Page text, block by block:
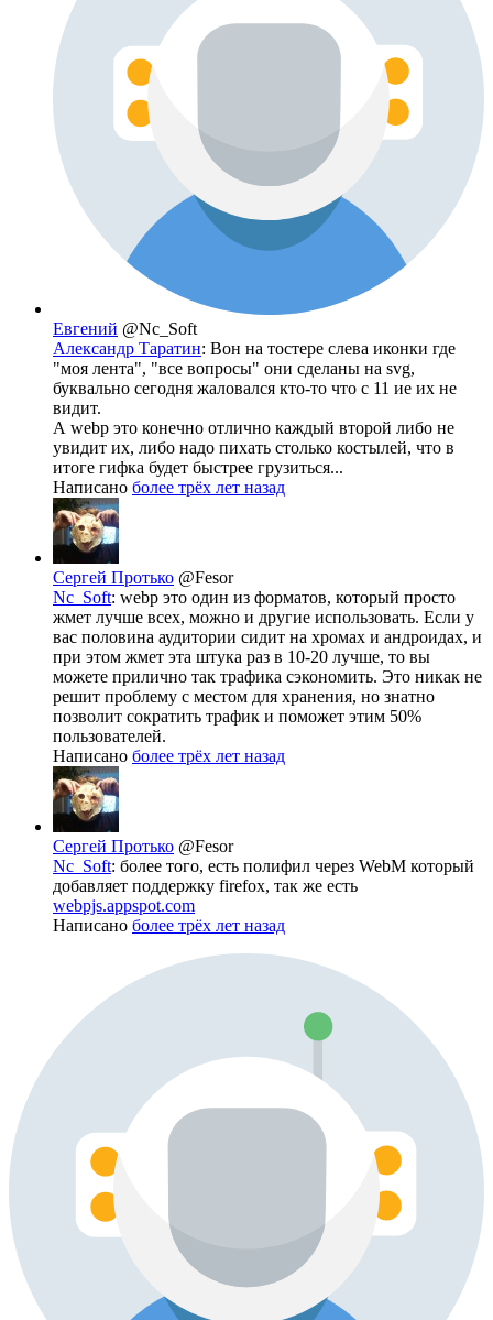
Евгений @Nc_Soft
Александр Таратин: Вон на тостере слева иконки где
"моя лента", "все вопросы" они сделаны на svg,
буквально сегодня жаловался кто-то что с 11 ие их не
видит.
А webp это конечно отлично каждый второй либо не
увидит их, либо надо пихать столько костылей, что в
итоге гифка будет быстрее грузиться...
Написано более трёх лет назад
Сергей Протько @Fesor
Nc_Soft: webp это один из форматов, который просто
жмет лучше всех, можно и другие использовать. Если у
вас половина аудитории сидит на хромах и андроидах, и
при этом жмет эта штука раз в 10-20 лучше, то вы
можете прилично так трафика сэкономить. Это никак не
решит проблему с местом для хранения, но знатно
позволит сократить трафик и поможет этим 50%
пользователей.
Написано более трёх лет назад
Сергей Протько @Fesor
Nc_Soft: более того, есть полифил через WebM который
добавляет поддержку firefox, так же есть
webpjs.appspot.com
Написано более трёх лет назад